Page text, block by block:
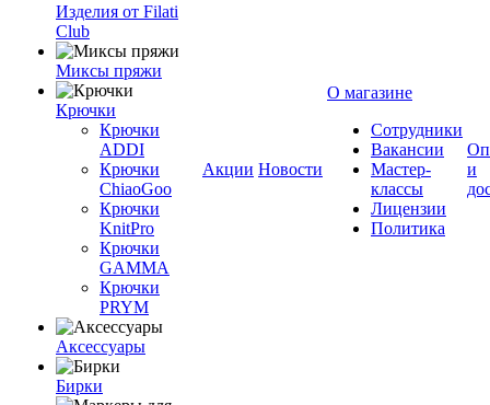
Изделия от Filati
Club
Миксы пряжи
Крючки
Крючки
ADDI
Крючки
ChiaoGoo
Крючки
KnitPro
Крючки
GAMMA
Крючки
PRYM
Аксессуары
Бирки
Акции Новости
О магазине
Сотрудники
Вакансии
Мастер-
классы
Лицензии
Политика
и